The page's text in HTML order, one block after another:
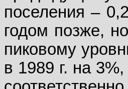
поселения –
годом позже,
пиковому
в 1989 г. на